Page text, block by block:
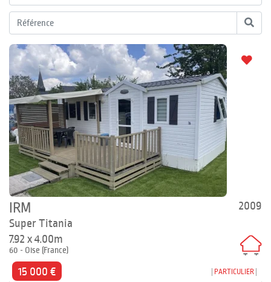
2009
IRM
Super Titania
7.92 x 4.00m
60 - Oise (France)
15 000 € PARTICULIER